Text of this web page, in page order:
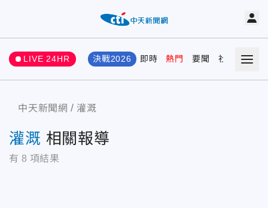
LIVE 24HR 決戰2026 即時 熱門 要聞 社會 娛樂
中天新聞網 灌溉
灌溉 相關報導
有 8 項結果